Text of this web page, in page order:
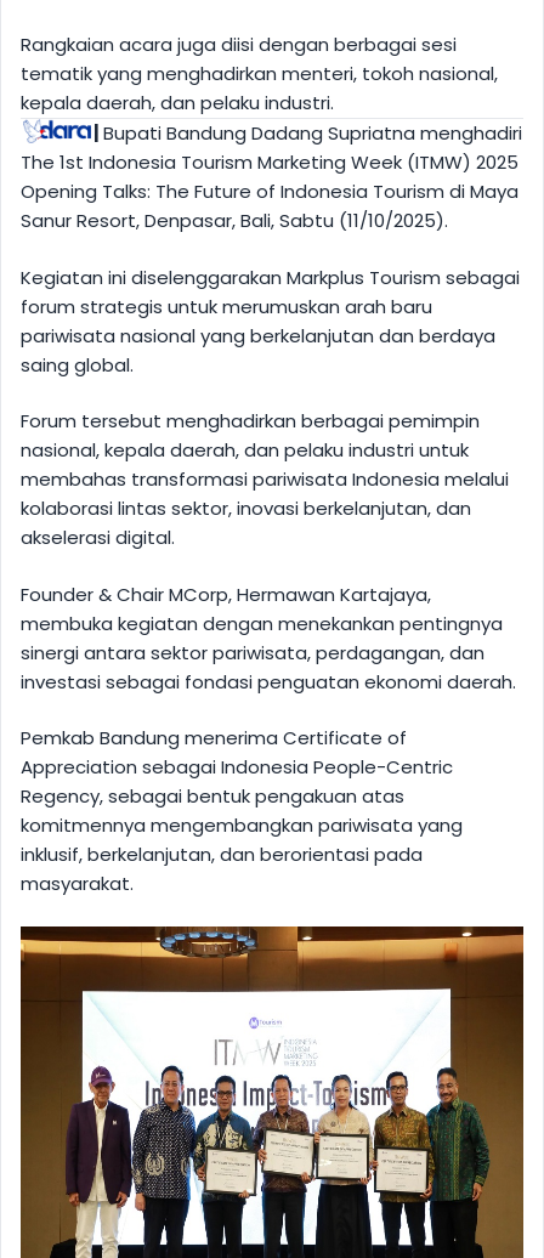
Rangkaian acara juga diisi dengan berbagai sesi
tematik yang menghadirkan menteri, tokoh nasional,
kepala daerah, dan pelaku industri.
|Bupati Bandung Dadang Supriatna menghadiri
The 1st Indonesia Tourism Marketing Week (ITMW) 2025
Opening Talks: The Future of Indonesia Tourism di Maya
Sanur Resort, Denpasar, Bali, Sabtu (11/10/2025).
Kegiatan ini diselenggarakan Markplus Tourism sebagai
forum strategis untuk merumuskan arah baru
pariwisata nasional yang berkelanjutan dan berdaya
saing global.
Forum tersebut menghadirkan berbagai pemimpin
nasional, kepala daerah, dan pelaku industri untuk
membahas transformasi pariwisata Indonesia melalui
kolaborasi lintas sektor, inovasi berkelanjutan, dan
akselerasi digital.
Founder & Chair MCorp, Hermawan Kartajaya,
membuka kegiatan dengan menekankan pentingnya
sinergi antara sektor pariwisata, perdagangan, dan
investasi sebagai fondasi penguatan ekonomi daerah.
Pemkab Bandung menerima Certificate of
Appreciation sebagai Indonesia People-Centric
Regency, sebagai bentuk pengakuan atas
komitmennya mengembangkan pariwisata yang
inklusif, berkelanjutan, dan berorientasi pada
masyarakat.